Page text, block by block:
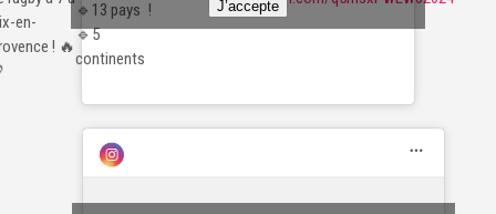
en-
! 🔥
🔹13 pays
🔹5
continents
!
J’accepte